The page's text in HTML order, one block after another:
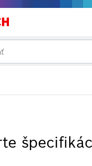
na rezanie so